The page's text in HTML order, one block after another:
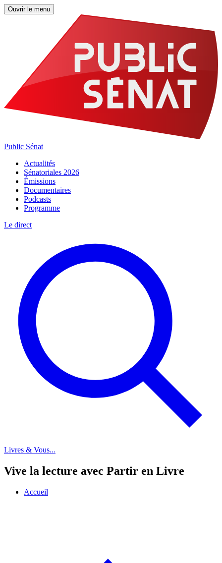
Ouvrir le menu
Public Sénat
Actualités
Sénatoriales 2026
Émissions
Documentaires
Podcasts
Programme
Le direct
Livres & Vous...
Vive la lecture avec Partir en Livre
Accueil